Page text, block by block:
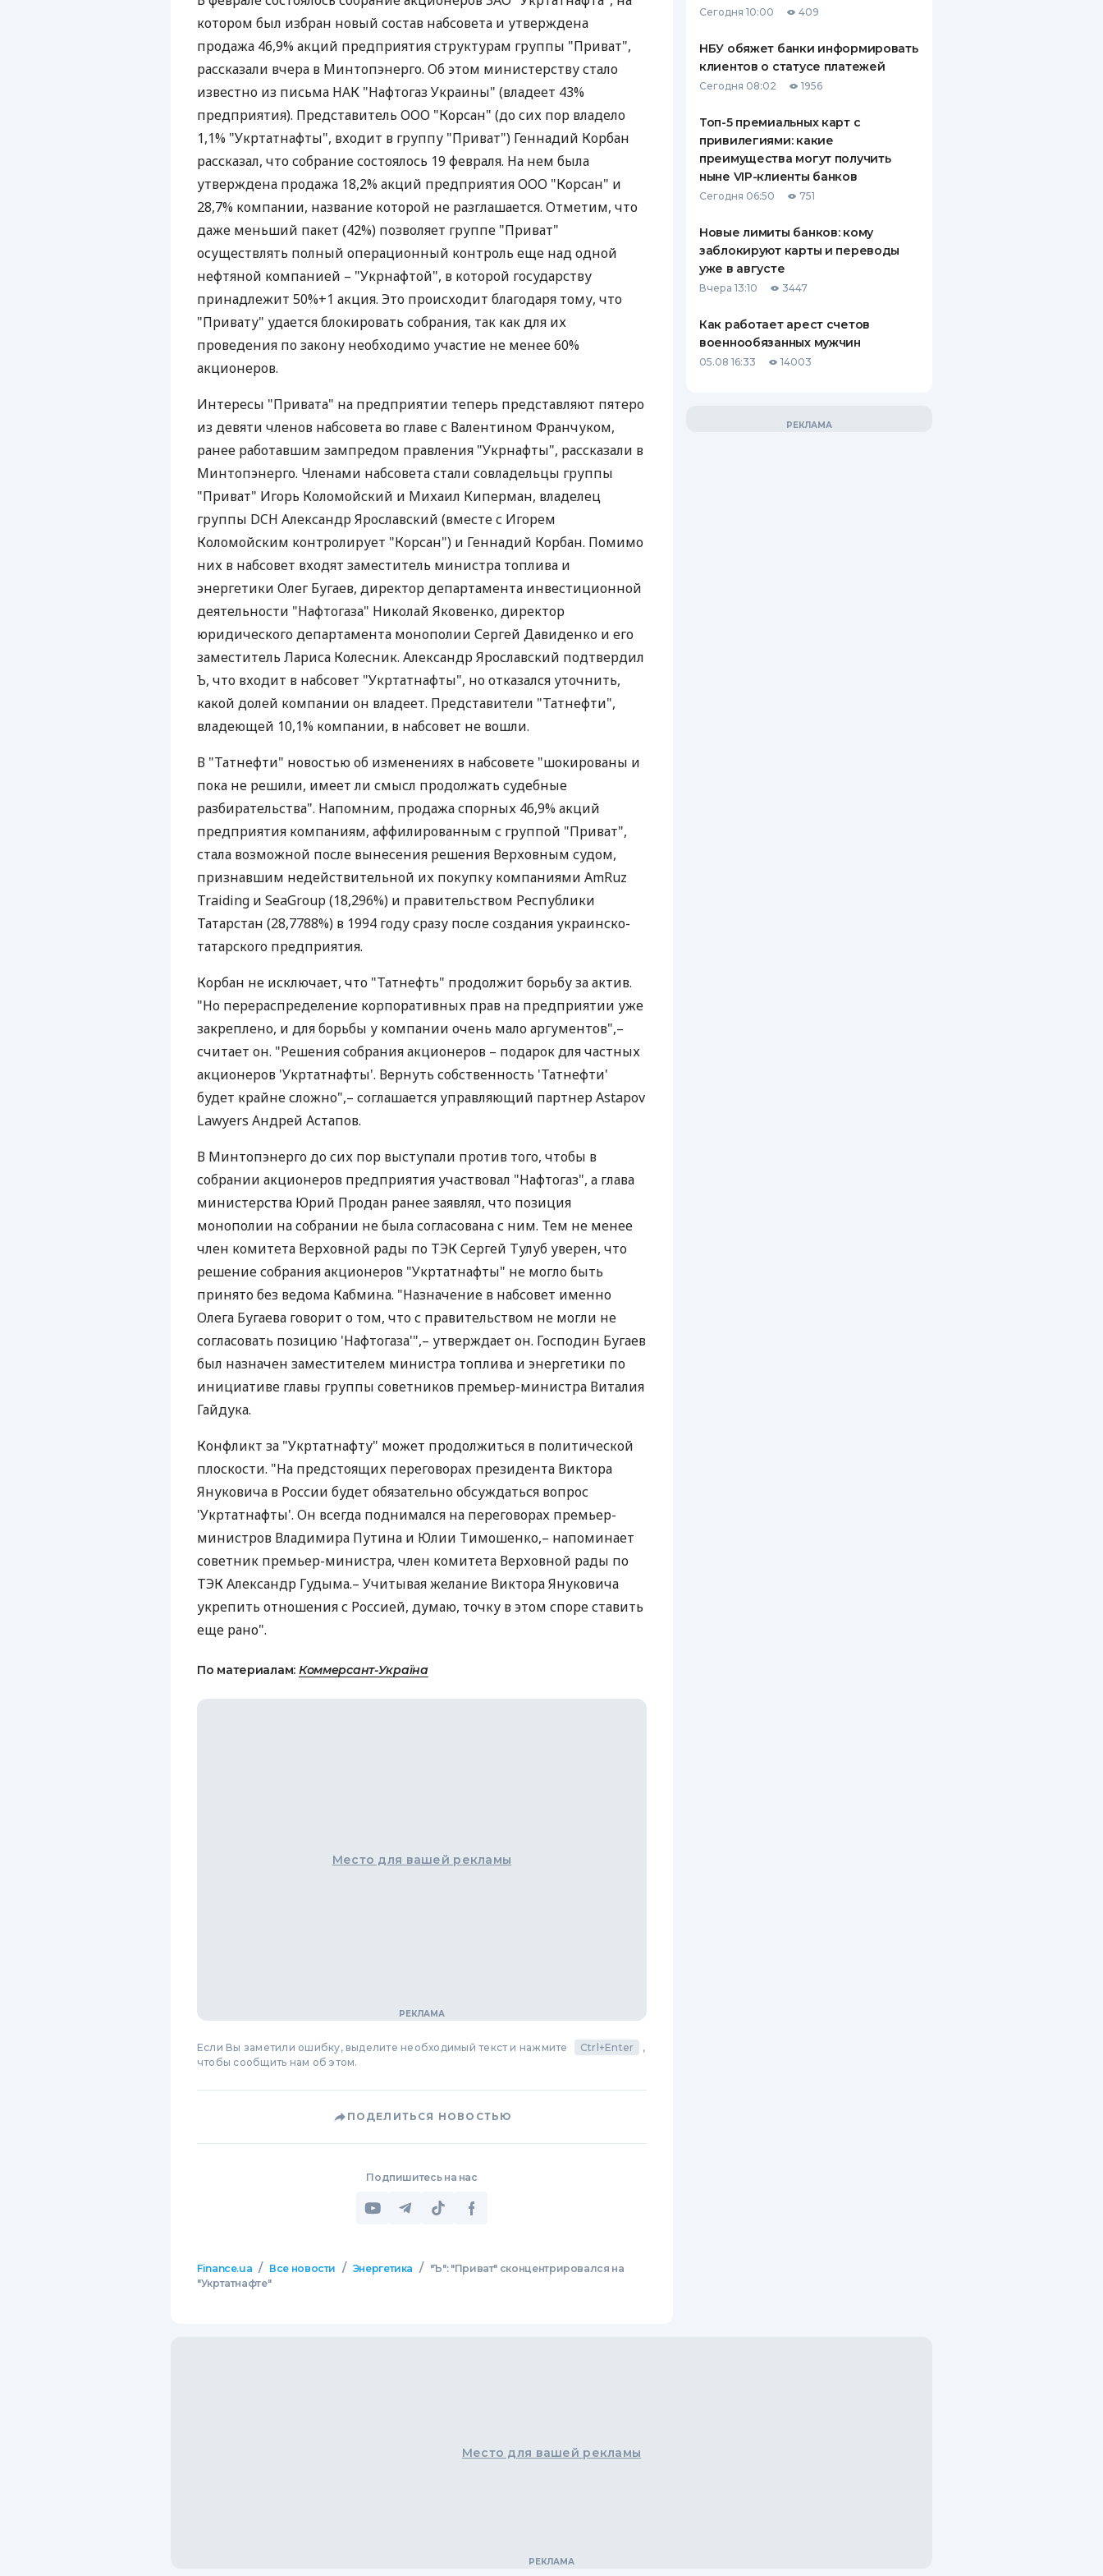
ЕЖЕМЕСЯЧНЫЙ ОБЗОР
КЕШБЭКА
ПУТЕВОДИТЕЛИ ПО
БАНКОВСКИМ КАРТАМ
СТРАХОВАНИЮ
ВСЕ СТРАХОВЫЕ ПОЛИСЫ
ОТЗЫВЫ О СТРАХОВЫХ
КОМПАНИЯХ
котором был избран новый состав набсовета и утверждена
продажа 46,9% акций предприятия структурам группы "Приват",
рассказали вчера в Минтопэнерго. Об этом министерству стало
известно из письма НАК "Нафтогаз Украины" (владеет 43%
предприятия). Представитель ООО "Корсан" (до сих пор владело
1,1% "Укртатнафты", входит в группу "Приват") Геннадий Корбан
рассказал, что собрание состоялось 19 февраля. На нем была
утверждена продажа 18,2% акций предприятия ООО "Корсан" и
28,7% компании, название которой не разглашается. Отметим, что
даже меньший пакет (42%) позволяет группе "Приват"
осуществлять полный операционный контроль еще над одной
нефтяной компанией – "Укрнафтой", в которой государству
принадлежит 50%+1 акция. Это происходит благодаря тому, что
"Привату" удается блокировать собрания, так как для их
проведения по закону необходимо участие не менее 60%
акционеров.
Интересы "Привата" на предприятии теперь представляют пятеро
из девяти членов набсовета во главе с Валентином Франчуком,
ранее работавшим зампредом правления "Укрнафты", рассказали в
Минтопэнерго. Членами набсовета стали совладельцы группы
"Приват" Игорь Коломойский и Михаил Киперман, владелец
группы DCH Александр Ярославский (вместе с Игорем
Коломойским контролирует "Корсан") и Геннадий Корбан. Помимо
них в набсовет входят заместитель министра топлива и
энергетики Олег Бугаев, директор департамента инвестиционной
деятельности "Нафтогаза" Николай Яковенко, директор
юридического департамента монополии Сергей Давиденко и его
заместитель Лариса Колесник. Александр Ярославский подтвердил
Ъ, что входит в набсовет "Укртатнафты", но отказался уточнить,
какой долей компании он владеет. Представители "Татнефти",
владеющей 10,1% компании, в набсовет не вошли.
В "Татнефти" новостью об изменениях в набсовете "шокированы и
пока не решили, имеет ли смысл продолжать судебные
разбирательства". Напомним, продажа спорных 46,9% акций
предприятия компаниям, аффилированным с группой "Приват",
стала возможной после вынесения решения Верховным судом,
признавшим недействительной их покупку компаниями AmRuz
Traiding и SeaGroup (18,296%) и правительством Республики
Татарстан (28,7788%) в 1994 году сразу после создания украинско-
татарского предприятия.
Корбан не исключает, что "Татнефть" продолжит борьбу за актив.
"Но перераспределение корпоративных прав на предприятии уже
закреплено, и для борьбы у компании очень мало аргументов",–
считает он. "Решения собрания акционеров – подарок для частных
акционеров 'Укртатнафты'. Вернуть собственность 'Татнефти'
будет крайне сложно",– соглашается управляющий партнер Astapov
Lawyers Андрей Астапов.
В Минтопэнерго до сих пор выступали против того, чтобы в
собрании акционеров предприятия участвовал "Нафтогаз", а глава
министерства Юрий Продан ранее заявлял, что позиция
монополии на собрании не была согласована с ним. Тем не менее
член комитета Верховной рады по ТЭК Сергей Тулуб уверен, что
решение собрания акционеров "Укртатнафты" не могло быть
принято без ведома Кабмина. "Назначение в набсовет именно
Олега Бугаева говорит о том, что с правительством не могли не
согласовать позицию 'Нафтогаза'",– утверждает он. Господин Бугаев
был назначен заместителем министра топлива и энергетики по
инициативе главы группы советников премьер-министра Виталия
Гайдука.
Конфликт за "Укртатнафту" может продолжиться в политической
плоскости. "На предстоящих переговорах президента Виктора
Януковича в России будет обязательно обсуждаться вопрос
'Укртатнафты'. Он всегда поднимался на переговорах премьер-
министров Владимира Путина и Юлии Тимошенко,– напоминает
советник премьер-министра, член комитета Верховной рады по
ТЭК Александр Гудыма.– Учитывая желание Виктора Януковича
укрепить отношения с Россией, думаю, точку в этом споре ставить
еще рано".
По материалам: Коммерсант-Україна
Место для вашей рекламы
Если Вы заметили ошибку, выделите необходимый текст и нажмите Ctrl+Enter
,
чтобы сообщить нам об этом.
ПОДЕЛИТЬСЯ НОВОСТЬЮ
Подпишитесь на нас
Finance.ua / Все новости / Энергетика /
"Ъ": "Приват" сконцентрировался на
"Укртатнафте"
Сегодня 10:00 409
НБУ обяжет банки информировать
клиентов о статусе платежей
Сегодня 08:02 1956
Топ-5 премиальных карт с
привилегиями: какие
преимущества могут получить
ныне VIP-клиенты банков
Сегодня 06:50 751
Новые лимиты банков: кому
заблокируют карты и переводы
уже в августе
Вчера 13:10 3447
Как работает арест счетов
военнообязанных мужчин
05.08 16:33 14003
Место для вашей рекламы